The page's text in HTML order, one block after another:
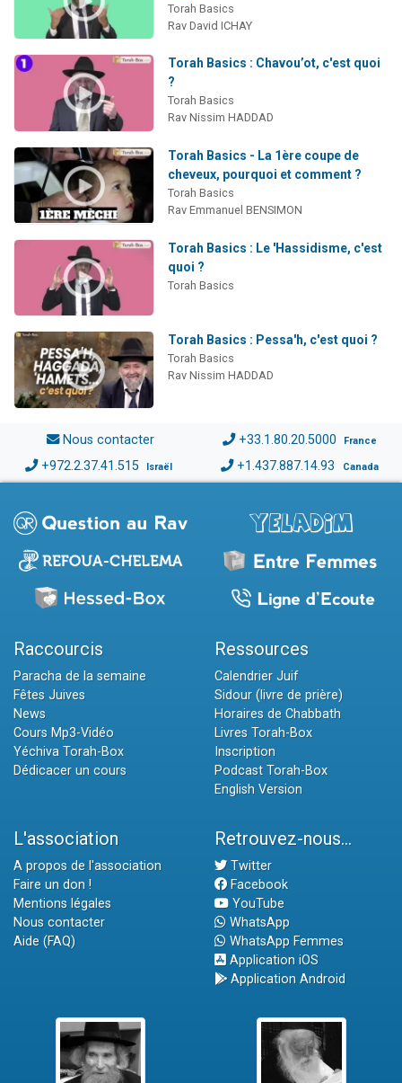
Torah Basics
Rav David ICHAY
Torah Basics : Chavou’ot, c'est quoi
?
Torah Basics
Rav Nissim HADDAD
Torah Basics - La 1ère coupe de
cheveux, pourquoi et comment ?
Torah Basics
Rav Emmanuel BENSIMON
Torah Basics : Le 'Hassidisme, c'est
quoi ?
Torah Basics
Torah Basics : Pessa'h, c'est quoi ?
Torah Basics
Rav Nissim HADDAD
Nous contacter +33.1.80.20.5000 France
+972.2.37.41.515 Israël +1.437.887.14.93 Canada
Raccourcis
Paracha de la semaine
Fêtes Juives
News
Cours Mp3-Vidéo
Yéchiva Torah-Box
Dédicacer un cours
Ressources
Calendrier Juif
Sidour (livre de prière)
Horaires de Chabbath
Livres Torah-Box
Inscription
Podcast Torah-Box
English Version
L'association
A propos de l'association
Faire un don !
Mentions légales
Nous contacter
Aide (FAQ)
Retrouvez-nous...
Twitter
Facebook
YouTube
WhatsApp
WhatsApp Femmes
Application iOS
Application Android